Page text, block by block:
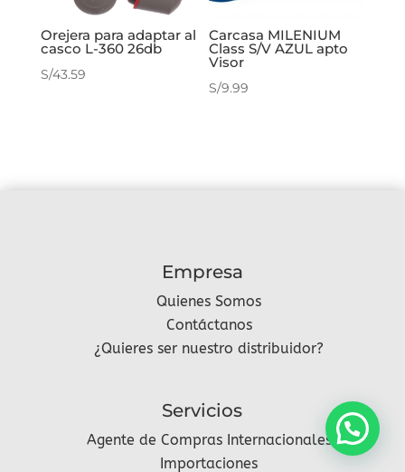
Orejera para adaptar al
casco L-360 26db
S/43.59
Carcasa MILENIUM
Class S/V AZUL apto
Visor
S/9.99
Empresa
Quienes Somos
Contáctanos
¿Quieres ser nuestro distribuidor?
Servicios
Agente de Compras Internacionales
Importaciones